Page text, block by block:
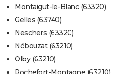
Montaigut-le-Blanc (63320)
Gelles (63740)
Neschers (63320)
Nébouzat (63210)
Olby (63210)
Rochefort-Montagne (63210)